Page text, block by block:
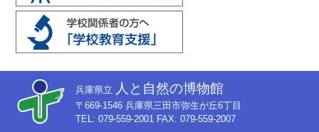
兵庫県立 人と自然の博物館
〒669-1546 兵庫県三田市弥生が丘6丁目
TEL: 079-559-2001 FAX: 079-559-2007